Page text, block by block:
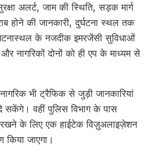
अलर्ट, जाम की स्थिति, सड़क मार्ग
होने की जानकारी, दुर्घटना स्थल तक
के नजदीक इमरजेंसी सुविधाओं
नागरिकों दोनों को ही एप के माध्यम से
भी ट्रैफिक से जुड़ी जानकारियां
सकेंगे। वहीं पुलिस विभाग के पास
के लिए एक हाईटेक विज़ुअलाइज़ेशन
किया जाएगा।